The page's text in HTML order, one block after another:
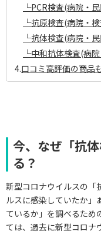
└PCR検査(病院・
└抗原検査(病院・
└抗体検査(病院・
└中和抗体検査(病
4.口コミ高評価の商品
今、なぜ「抗
る？
新型コロナウイルスの「
ルスに感染していたか」
ているか」を調べるため
ては、過去に新型コロナ